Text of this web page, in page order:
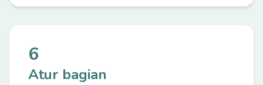
6
Atur bagian